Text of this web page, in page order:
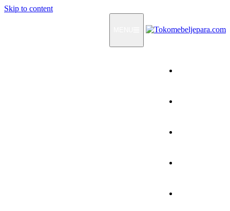
Skip to content